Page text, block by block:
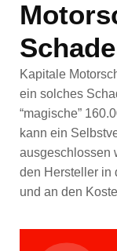
Kapitale
ein solches
“magische”
kann ein
ausgeschlossen
den Hersteller in
und an den